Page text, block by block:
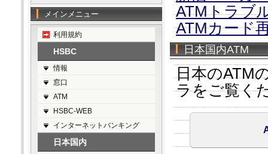
ATMトラブ
ATMカード
日本国内ATM
日本のATM
ラをご覧く
メインメニュー
利用規約
HSBC
情報
窓口
ATM
HSBC-WEB
インターネットバンキング
日本国内